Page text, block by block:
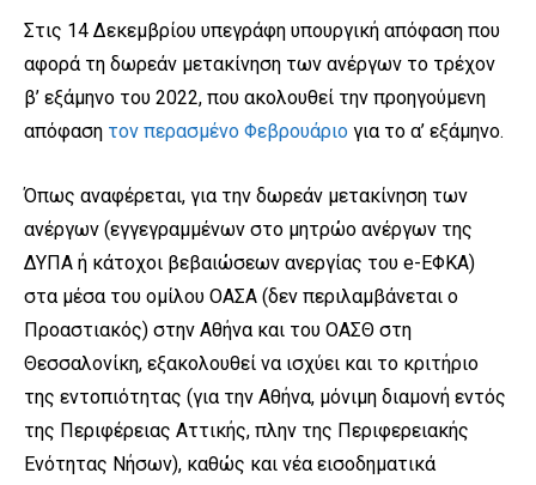
Στις 14 Δεκεμβρίου υπεγράφη υπουργική απόφαση που
αφορά τη δωρεάν μετακίνηση των ανέργων το τρέχον
β’ εξάμηνο του 2022, που ακολουθεί την προηγούμενη
απόφαση τον περασμένο Φεβρουάριο για το α’ εξάμηνο.
Όπως αναφέρεται, για την δωρεάν μετακίνηση των
ανέργων (εγγεγραμμένων στο μητρώο ανέργων της
ΔΥΠΑ ή κάτοχοι βεβαιώσεων ανεργίας του e-ΕΦΚΑ)
στα μέσα του ομίλου ΟΑΣΑ (δεν περιλαμβάνεται ο
Προαστιακός) στην Αθήνα και του ΟΑΣΘ στη
Θεσσαλονίκη, εξακολουθεί να ισχύει και το κριτήριο
της εντοπιότητας (για την Αθήνα, μόνιμη διαμονή εντός
της Περιφέρειας Αττικής, πλην της Περιφερειακής
Ενότητας Νήσων), καθώς και νέα εισοδηματικά